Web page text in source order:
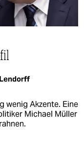
wenig Akzente. Eine
Michael Müller